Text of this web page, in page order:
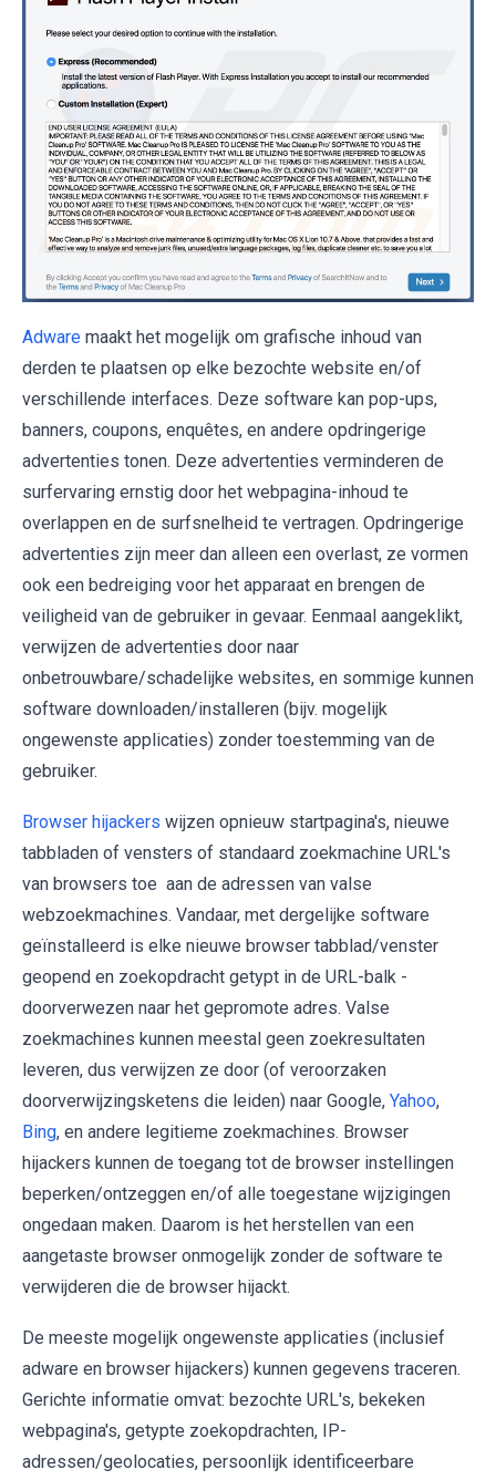
Adware maakt het mogelijk om grafische inhoud van
derden te plaatsen op elke bezochte website en/of
verschillende interfaces. Deze software kan pop-ups,
banners, coupons, enquêtes, en andere opdringerige
advertenties tonen. Deze advertenties verminderen de
surfervaring ernstig door het webpagina-inhoud te
overlappen en de surfsnelheid te vertragen. Opdringerige
advertenties zijn meer dan alleen een overlast, ze vormen
ook een bedreiging voor het apparaat en brengen de
veiligheid van de gebruiker in gevaar. Eenmaal aangeklikt,
verwijzen de advertenties door naar
onbetrouwbare/schadelijke websites, en sommige kunnen
software downloaden/installeren (bijv. mogelijk
ongewenste applicaties) zonder toestemming van de
gebruiker.
Browser hijackers wijzen opnieuw startpagina's, nieuwe
tabbladen of vensters of standaard zoekmachine URL's
van browsers toe aan de adressen van valse
webzoekmachines. Vandaar, met dergelijke software
geïnstalleerd is elke nieuwe browser tabblad/venster
geopend en zoekopdracht getypt in de URL-balk -
doorverwezen naar het gepromote adres. Valse
zoekmachines kunnen meestal geen zoekresultaten
leveren, dus verwijzen ze door (of veroorzaken
doorverwijzingsketens die leiden) naar Google, Yahoo,
Bing, en andere legitieme zoekmachines. Browser
hijackers kunnen de toegang tot de browser instellingen
beperken/ontzeggen en/of alle toegestane wijzigingen
ongedaan maken. Daarom is het herstellen van een
aangetaste browser onmogelijk zonder de software te
verwijderen die de browser hijackt.
De meeste mogelijk ongewenste applicaties (inclusief
adware en browser hijackers) kunnen gegevens traceren.
Gerichte informatie omvat: bezochte URL's, bekeken
webpagina's, getypte zoekopdrachten, IP-
adressen/geolocaties, persoonlijk identificeerbare